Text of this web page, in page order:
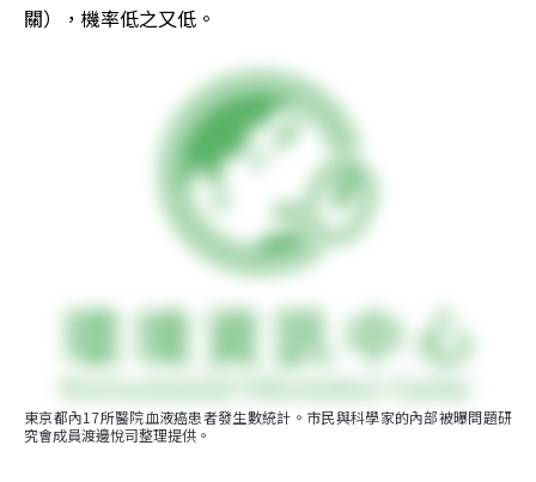
關），機率低之又低。
東京都內17所醫院血液癌患者發生數統計。市民與科學家的內部被曝問題研
究會成員渡邊悅司整理提供。